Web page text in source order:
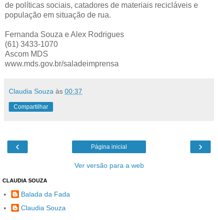
de políticas sociais, catadores de materiais recicláveis e
população em situação de rua.
Fernanda Souza e Alex Rodrigues
(61) 3433-1070
Ascom MDS
www.mds.gov.br/saladeimprensa
Claudia Souza às 00:37
Compartilhar
‹ ›
Página inicial
Ver versão para a web
CLAUDIA SOUZA
Balada da Fada
Claudia Souza